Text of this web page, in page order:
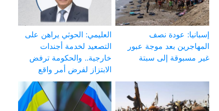
إسبانيا: عودة نصف
المهاجرين بعد موجة عبور
غير مسبوقة إلى سبتة
العليمي: الحوثي يراهن على
التصعيد لخدمة أجندات
خارجية.. والحكومة ترفض
الابتزاز لفرض أمر واقع